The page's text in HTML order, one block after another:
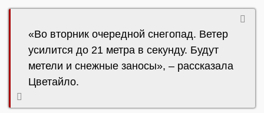
«Во вторник очередной снегопад. Ветер
усилится до 21 метра в секунду. Будут
метели и снежные заносы», – рассказала
Цветайло.